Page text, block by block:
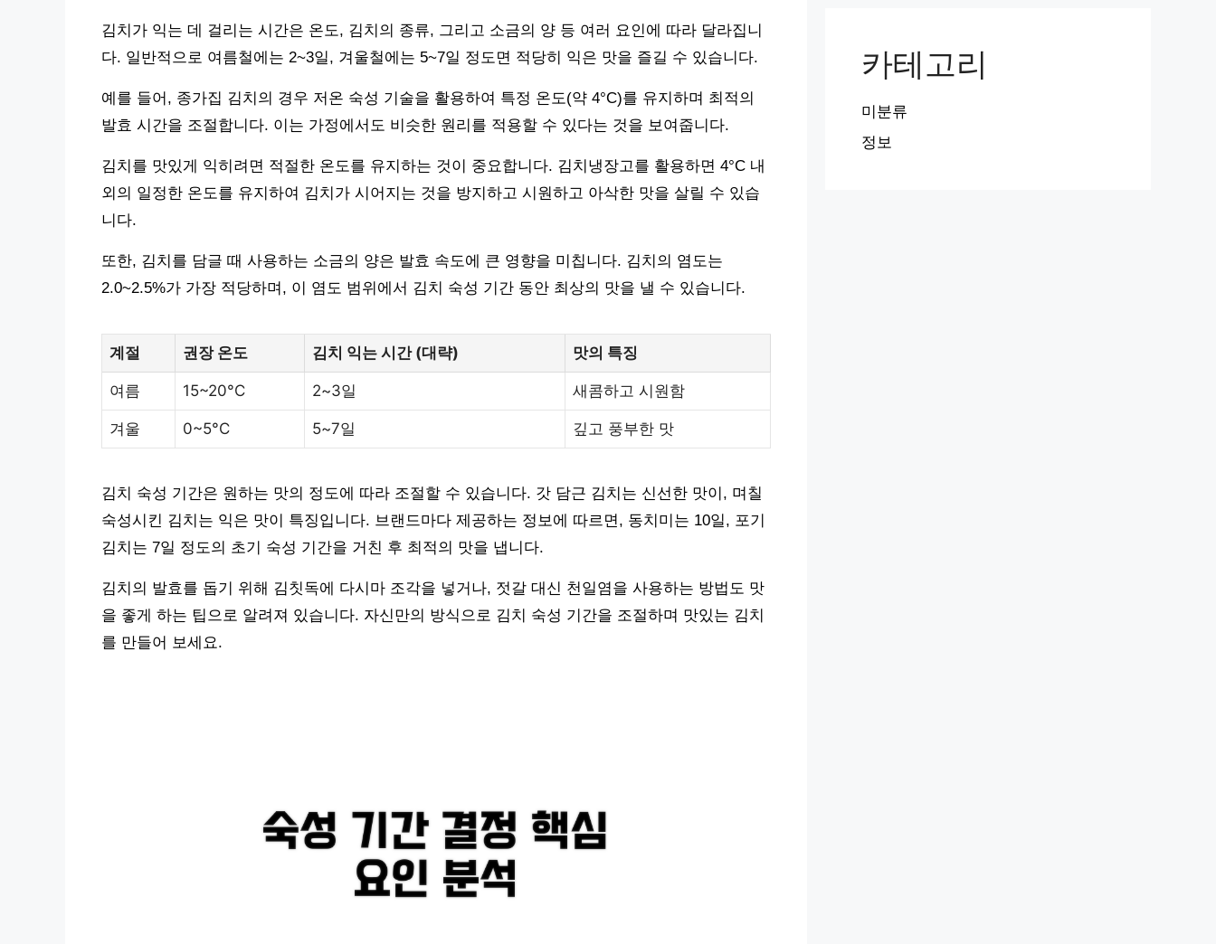
김치가 익는 데 걸리는 시간은 온도, 김치의 종류, 그리고 소금의 양 등 여러 요인에 따라 달라집니
다. 일반적으로 여름철에는 2~3일, 겨울철에는 5~7일 정도면 적당히 익은 맛을 즐길 수 있습니다.
예를 들어, 종가집 김치의 경우 저온 숙성 기술을 활용하여 특정 온도(약 4°C)를 유지하며 최적의
발효 시간을 조절합니다. 이는 가정에서도 비슷한 원리를 적용할 수 있다는 것을 보여줍니다.
김치를 맛있게 익히려면 적절한 온도를 유지하는 것이 중요합니다. 김치냉장고를 활용하면 4°C 내
외의 일정한 온도를 유지하여 김치가 시어지는 것을 방지하고 시원하고 아삭한 맛을 살릴 수 있습
니다.
또한, 김치를 담글 때 사용하는 소금의 양은 발효 속도에 큰 영향을 미칩니다. 김치의 염도는
2.0~2.5%가 가장 적당하며, 이 염도 범위에서 김치 숙성 기간 동안 최상의 맛을 낼 수 있습니다.
계절 권장 온도 김치 익는 시간 (대략) 맛의 특징
여름 15~20°C 2~3일 새콤하고 시원함
겨울 0~5°C 5~7일 깊고 풍부한 맛
김치 숙성 기간은 원하는 맛의 정도에 따라 조절할 수 있습니다. 갓 담근 김치는 신선한 맛이, 며칠
숙성시킨 김치는 익은 맛이 특징입니다. 브랜드마다 제공하는 정보에 따르면, 동치미는 10일, 포기
김치는 7일 정도의 초기 숙성 기간을 거친 후 최적의 맛을 냅니다.
김치의 발효를 돕기 위해 김칫독에 다시마 조각을 넣거나, 젓갈 대신 천일염을 사용하는 방법도 맛
을 좋게 하는 팁으로 알려져 있습니다. 자신만의 방식으로 김치 숙성 기간을 조절하며 맛있는 김치
를 만들어 보세요.
카테고리
미분류
정보